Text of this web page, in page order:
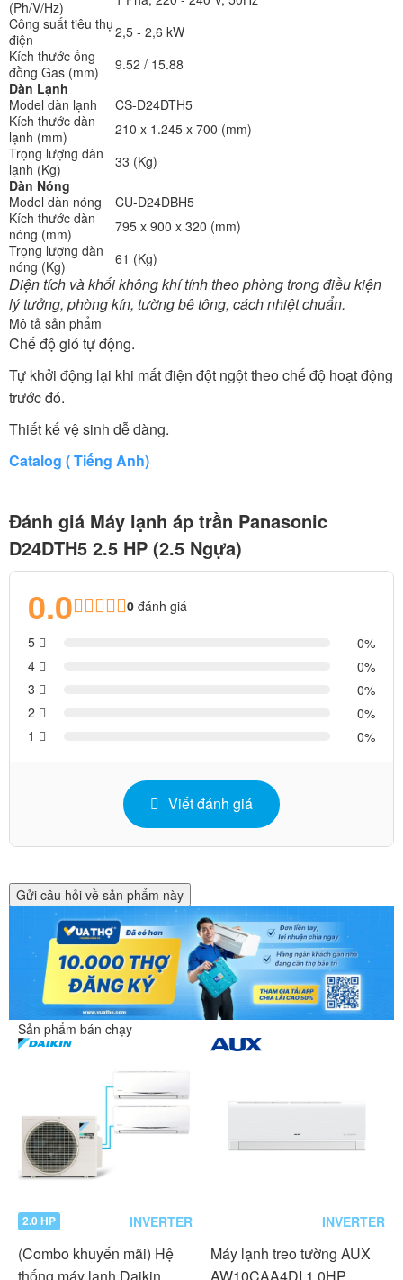
(Ph/V/Hz)
Công suất tiêu thụ
điện
2,5 - 2,6 kW
Kích thước ống
đồng Gas (mm)
9.52 / 15.88
Dàn Lạnh
Model dàn lạnh
CS-D24DTH5
Kích thước dàn
lạnh (mm)
210 x 1.245 x 700 (mm)
Trọng lượng dàn
lạnh (Kg)
33 (Kg)
Dàn Nóng
Model dàn nóng
CU-D24DBH5
Kích thước dàn
nóng (mm)
795 x 900 x 320 (mm)
Trọng lượng dàn
nóng (Kg)
61 (Kg)
Diện tích và khối không khí tính theo phòng trong điều kiện
lý tưởng, phòng kín, tường bê tông, cách nhiệt chuẩn.
Mô tả sản phẩm
Chế độ gió tự động.
Tự khởi động lại khi mất điện đột ngột theo chế độ hoạt động
trước đó.
Thiết kế vệ sinh dễ dàng.
Catalog ( Tiếng Anh)
Đánh giá Máy lạnh áp trần Panasonic
D24DTH5 2.5 HP (2.5 Ngựa)
0.0 0 đánh giá
5
0
4
0
3
0
2
0
1
0
Viết đánh giá
Gửi câu hỏi về sản phẩm này
Sản phẩm bán chạy
2.0 HP INVERTER
(Combo khuyến mãi) Hệ
thống máy lạnh Daikin
INVERTER
Máy lạnh treo tường AUX
AW10CAA4DI 1.0HP